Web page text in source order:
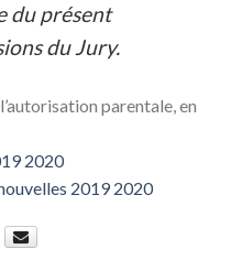
du présent
du Jury.
parentale, en
2020
2019 2020